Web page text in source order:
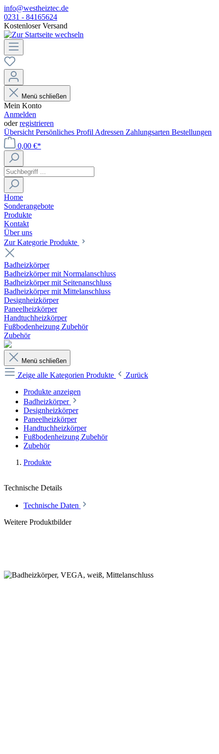
info@westheiztec.de
0231 - 84165624
Kostenloser Versand
Menü schließen
Mein Konto
Anmelden
oderregistrieren
Übersicht Persönliches Profil Adressen Zahlungsarten Bestellungen
0,00 €*
Home
Sonderangebote
Produkte
Kontakt
Über uns
Zur Kategorie Produkte
Badheizkörper
Badheizkörper mit Normalanschluss
Badheizkörper mit Seitenanschluss
Badheizkörper mit Mittelanschluss
Designheizkörper
Paneelheizkörper
Handtuchheizkörper
Fußbodenheizung Zubehör
Zubehör
Menü schließen
Zeige alle Kategorien Produkte
Zurück
Produkte anzeigen
Badheizkörper
Designheizkörper
Paneelheizkörper
Handtuchheizkörper
Fußbodenheizung Zubehör
Zubehör
Produkte
Technische Details
Technische Daten
Weitere Produktbilder